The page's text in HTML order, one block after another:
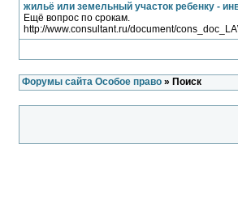
жильё или земельный участок ребенку -
Ещё вопрос по срокам.
http://www.consultant.ru/document/
Форумы сайта Особое право» Поиск